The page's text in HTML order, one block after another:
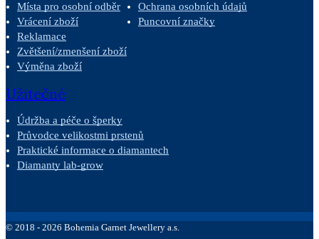
Místa pro osobní odběr
Vrácení zboží
Reklamace
Zvětšení/zmenšení zboží
Výměna zboží
Ochrana osobních údajů
Puncovní značky
Užitečné
Údržba a péče o šperky
Průvodce velikostmi prstenů
Praktické informace o diamantech
Diamanty lab-grow
© 2018 - 2026 Bohemia Garnet Jewellery a.s.